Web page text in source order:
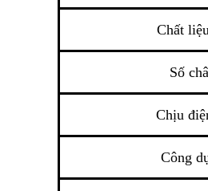
Chất
Số
Chịu
Công